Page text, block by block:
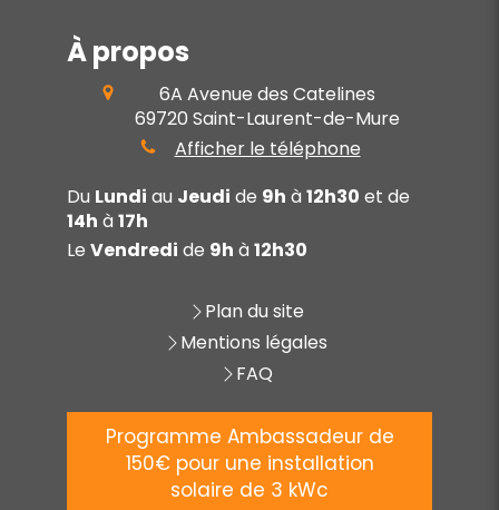
À propos
6A Avenue des Catelines
69720 Saint-Laurent-de-Mure
Afficher le téléphone
Du Lundi au Jeudi de 9h à12h30 et de
14h à17h
Le Vendredi de 9h à12h30
Plan du site
Mentions légales
FAQ
Programme Ambassadeur de
150€ pour une installation
solaire de 3 kWc